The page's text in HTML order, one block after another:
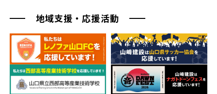
地域支援・応援活動